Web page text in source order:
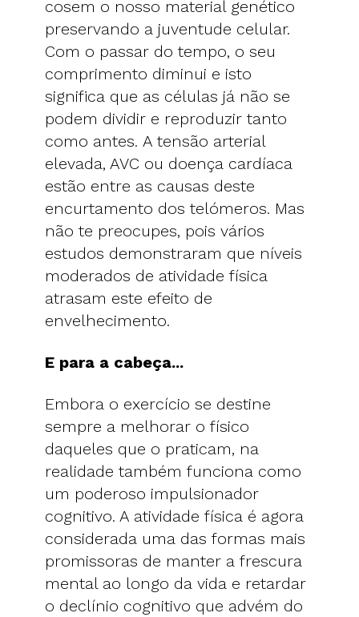
cosem o nosso material genético
preservando a juventude celular.
Com o passar do tempo, o seu
comprimento diminui e isto
significa que as células já não se
podem dividir e reproduzir tanto
como antes. A tensão arterial
elevada, AVC ou doença cardíaca
estão entre as causas deste
encurtamento dos telómeros. Mas
não te preocupes, pois vários
estudos demonstraram que níveis
moderados de atividade física
atrasam este efeito de
envelhecimento.
E para a cabeça...
Embora o exercício se destine
sempre a melhorar o físico
daqueles que o praticam, na
realidade também funciona como
um poderoso impulsionador
cognitivo. A atividade física é agora
considerada uma das formas mais
promissoras de manter a frescura
mental ao longo da vida e retardar
o declínio cognitivo que advém do